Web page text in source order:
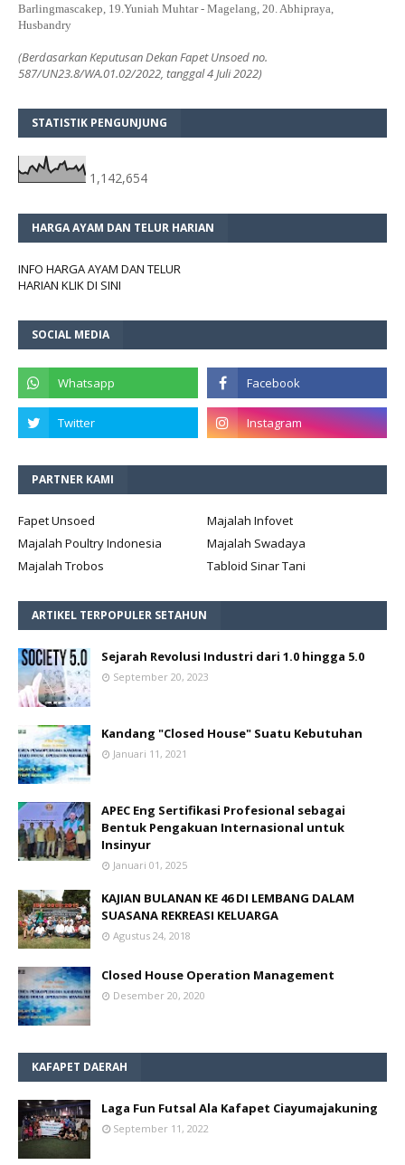
Barlingmascakep, 19.Yuniah Muhtar - Magelang, 20. Abhipraya,
Husbandry
(Berdasarkan Keputusan Dekan Fapet Unsoed no.
587/UN23.8/WA.01.02/2022, tanggal 4 Juli 2022)
STATISTIK PENGUNJUNG
1,142,654
HARGA AYAM DAN TELUR HARIAN
INFO HARGA AYAM DAN TELUR
HARIAN KLIK DI SINI
SOCIAL MEDIA
PARTNER KAMI
Fapet Unsoed
Majalah Infovet
Majalah Poultry Indonesia
Majalah Swadaya
Majalah Trobos
Tabloid Sinar Tani
ARTIKEL TERPOPULER SETAHUN
Sejarah Revolusi Industri dari 1.0 hingga 5.0
September 20, 2023
Kandang "Closed House" Suatu Kebutuhan
Januari 11, 2021
APEC Eng Sertifikasi Profesional sebagai
Bentuk Pengakuan Internasional untuk
Insinyur
Januari 01, 2025
KAJIAN BULANAN KE 46 DI LEMBANG DALAM
SUASANA REKREASI KELUARGA
Agustus 24, 2018
Closed House Operation Management
Desember 20, 2020
KAFAPET DAERAH
Laga Fun Futsal Ala Kafapet Ciayumajakuning
September 11, 2022